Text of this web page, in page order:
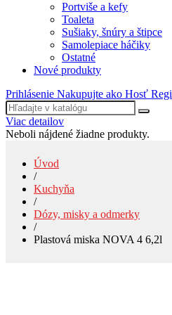
Portviše a kefy
Toaleta
Sušiaky, šnúry a štipce
Samolepiace háčiky
Ostatné
Nové produkty
Prihlásenie Nakupujte ako Hosť
Viac detailov
Neboli nájdené žiadne produkty.
Úvod
/
Kuchyňa
/
Dózy, misky a odmerky
/
Plastová miska NOVA 4 6,2l